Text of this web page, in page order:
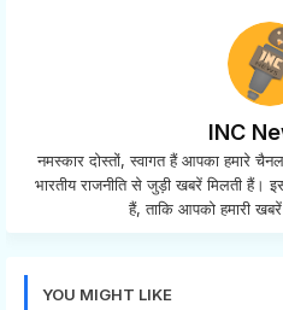
INC
नमस्कार दोस्तों, स्वागत हैं आपका हमारे
भारतीय राजनीति से जुड़ी खबरें मिलती
हैं, ताकि आपको हमारी
YOU MIGHT LIKE